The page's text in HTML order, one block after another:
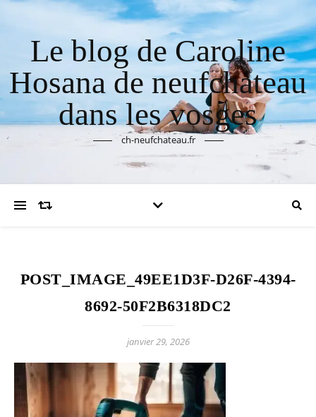
Le blog de Caroline
Hosana de neufchateau
dans les vosges
ch-neufchateau.fr
POST_IMAGE_49EE1D3F-D26F-4394-
8692-50F2B6318DC2
janvier 29, 2026